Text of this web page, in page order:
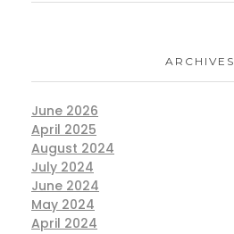
ARCHIVES
June 2026
April 2025
August 2024
July 2024
June 2024
May 2024
April 2024